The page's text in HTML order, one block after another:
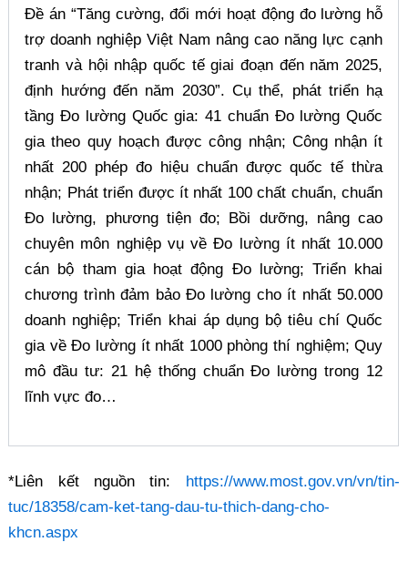
Đề án “Tăng cường, đổi mới hoạt động đo lường hỗ
trợ doanh nghiệp Việt Nam nâng cao năng lực cạnh
tranh và hội nhập quốc tế giai đoạn đến năm 2025,
định hướng đến năm 2030”. Cụ thể, phát triển hạ
tầng Đo lường Quốc gia: 41 chuẩn Đo lường Quốc
gia theo quy hoạch được công nhận; Công nhận ít
nhất 200 phép đo hiệu chuẩn được quốc tế thừa
nhận; Phát triển được ít nhất 100 chất chuẩn, chuẩn
Đo lường, phương tiện đo; Bồi dưỡng, nâng cao
chuyên môn nghiệp vụ về Đo lường ít nhất 10.000
cán bộ tham gia hoạt động Đo lường; Triển khai
chương trình đảm bảo Đo lường cho ít nhất 50.000
doanh nghiệp; Triển khai áp dụng bộ tiêu chí Quốc
gia về Đo lường ít nhất 1000 phòng thí nghiệm; Quy
mô đầu tư: 21 hệ thống chuẩn Đo lường trong 12
lĩnh vực đo…
*Liên kết nguồn tin:
https://www.most.gov.vn/vn/tin-
tuc/18358/cam-ket-tang-dau-tu-thich-dang-cho-
khcn.aspx